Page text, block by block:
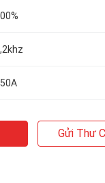
Gửi Thư